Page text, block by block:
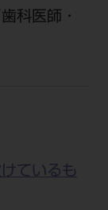
科医師・
ているも